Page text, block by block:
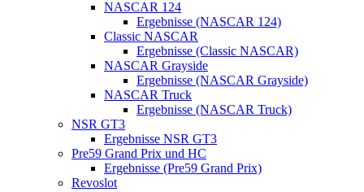
NASCAR 124
Ergebnisse (NASCAR 124)
Classic NASCAR
Ergebnisse (Classic NASCAR)
NASCAR Grayside
Ergebnisse (NASCAR Grayside)
NASCAR Truck
Ergebnisse (NASCAR Truck)
NSR GT3
Ergebnisse NSR GT3
Pre59 Grand Prix und HC
Ergebnisse (Pre59 Grand Prix)
Revoslot